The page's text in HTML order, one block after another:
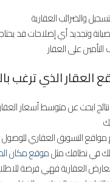
والضرائب العقارية
وتجديد أي إصلاحات قد
على العقار
العقار الذي ترغب
ابحث عن متوسط أسعار
التسويق العقاري للوصول
لك في نطاقك مثلموقع مكان
العقارية فهي فرصة